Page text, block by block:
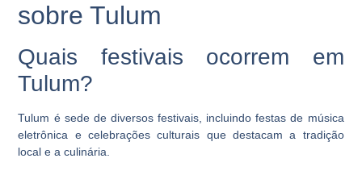
sobre Tulum
Quais festivais ocorrem em
Tulum?
Tulum é sede de diversos festivais, incluindo festas de música
eletrônica e celebrações culturais que destacam a tradição
local e a culinária.